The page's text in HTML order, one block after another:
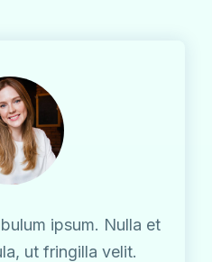
ipsum. Nulla et
ut fringilla velit.